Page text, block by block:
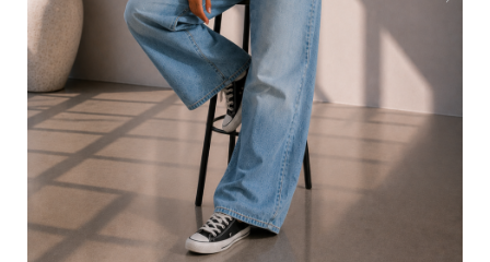
Tricouri si topuri
Rochii de eveniment